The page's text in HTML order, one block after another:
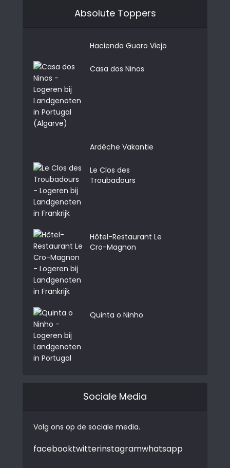
Absolute Toppers
Hacienda Guaro Viejo
Casa dos Ninos
Ardèche Vakantie
Le Clos des
Troubadours
Hôtel-Restaurant Le
Cro-Magnon
Quinta o Ninho
Sociale Media
Volg ons op de sociale media.
facebooktwitterinstagramwhatsapp